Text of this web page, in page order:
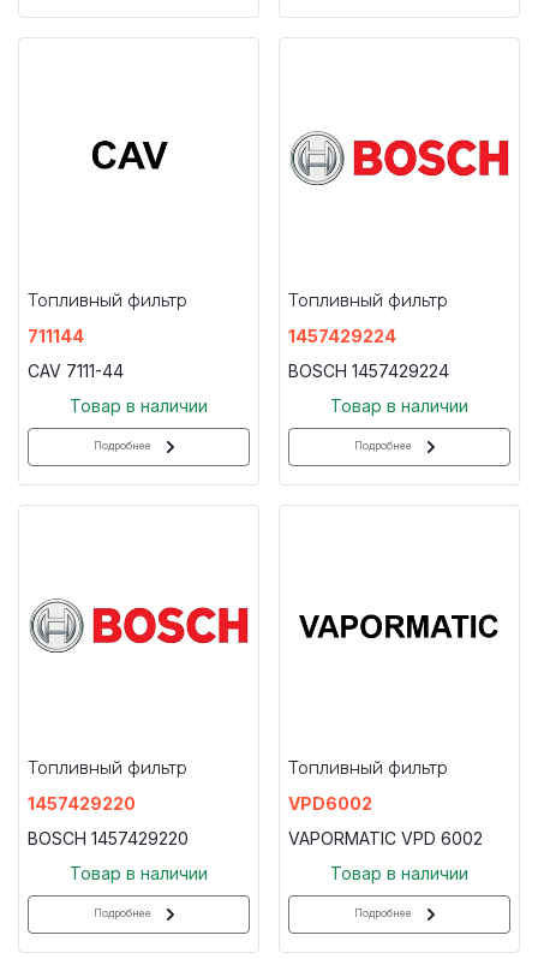
Топливный фильтр
711144
CAV 7111-44
Товар в наличии
Подробнее
Топливный фильтр
1457429224
BOSCH 1457429224
Товар в наличии
Подробнее
Топливный фильтр
1457429220
BOSCH 1457429220
Товар в наличии
Подробнее
Топливный фильтр
VPD6002
VAPORMATIC VPD 6002
Товар в наличии
Подробнее